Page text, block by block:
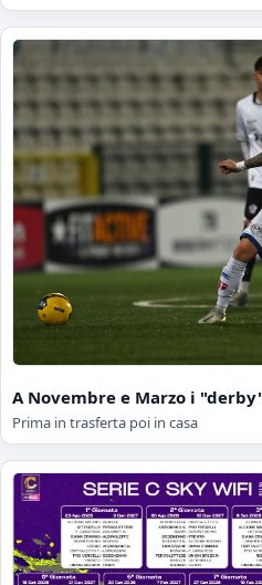
A Novembre e Marzo i
Prima in trasferta poi in casa